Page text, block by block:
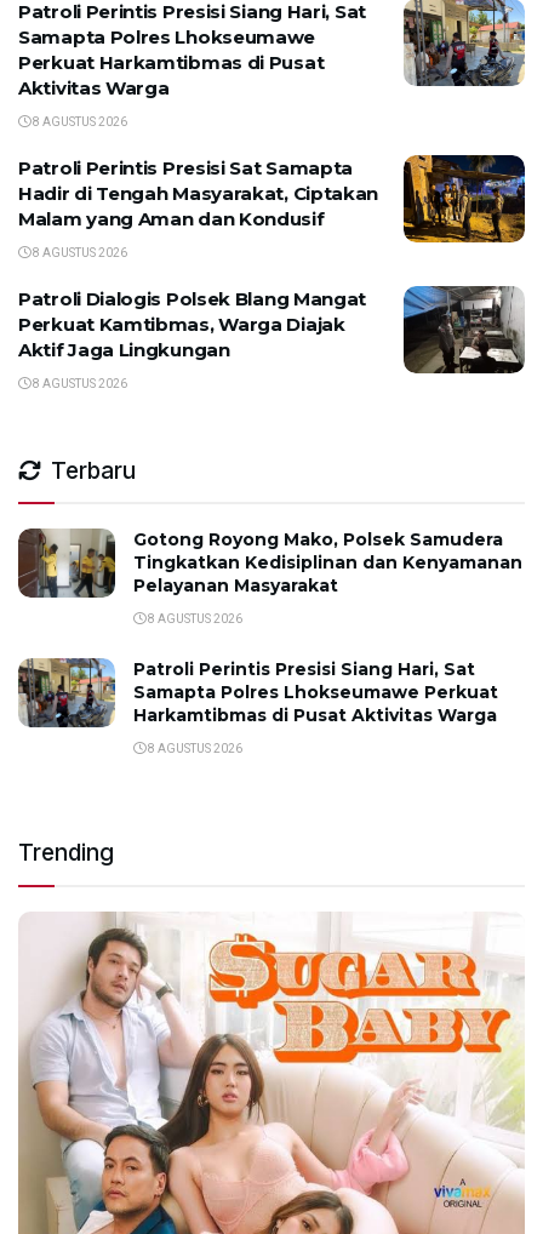
Patroli Perintis Presisi Siang Hari, Sat
Samapta Polres Lhokseumawe
Perkuat Harkamtibmas di Pusat
Aktivitas Warga
8 AGUSTUS 2026
Patroli Perintis Presisi Sat Samapta
Hadir di Tengah Masyarakat, Ciptakan
Malam yang Aman dan Kondusif
8 AGUSTUS 2026
Patroli Dialogis Polsek Blang Mangat
Perkuat Kamtibmas, Warga Diajak
Aktif Jaga Lingkungan
8 AGUSTUS 2026
Terbaru
Gotong Royong Mako, Polsek Samudera
Tingkatkan Kedisiplinan dan Kenyamanan
Pelayanan Masyarakat
8 AGUSTUS 2026
Patroli Perintis Presisi Siang Hari, Sat
Samapta Polres Lhokseumawe Perkuat
Harkamtibmas di Pusat Aktivitas Warga
8 AGUSTUS 2026
Trending